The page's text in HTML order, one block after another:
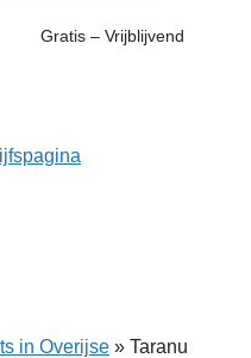
Gratis – Vrijblijvend
in Overijse » Taranu